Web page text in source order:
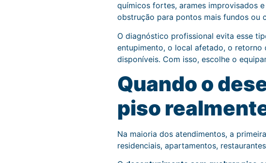
químicos fortes, arames improvisados
obstrução para pontos mais fundos ou
O diagnóstico profissional evita esse
entupimento, o local afetado, o retorno
disponíveis. Com isso, escolhe o
Quando o
piso
Na maioria dos atendimentos, a
residenciais, apartamentos,